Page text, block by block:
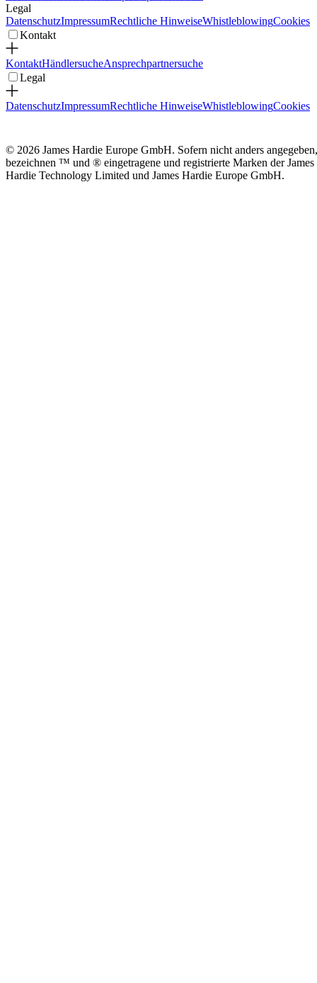
Legal
DatenschutzImpressumRechtliche HinweiseWhistleblowingCookies
Kontakt
KontaktHändlersucheAnsprechpartnersuche
Legal
DatenschutzImpressumRechtliche HinweiseWhistleblowingCookies
© 2026 James Hardie Europe GmbH. Sofern nicht anders angegeben,
bezeichnen ™ und ® eingetragene und registrierte Marken der James
Hardie Technology Limited und James Hardie Europe GmbH.